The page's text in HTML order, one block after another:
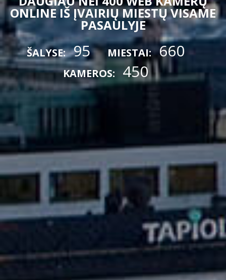
ONLINE IŠ ĮVAIRIŲ MIESTŲ VISAME
PASAULYJE
ŠALYSE: 95 MIESTAI: 660
KAMEROS: 450